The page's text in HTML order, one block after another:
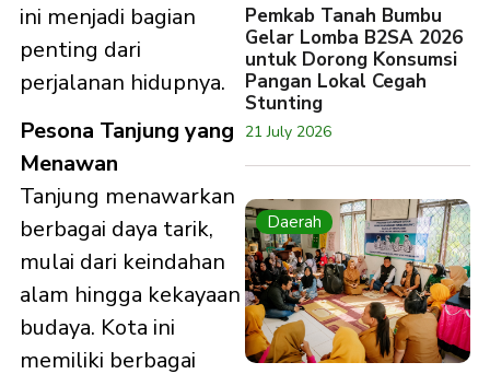
ini menjadi bagian
penting dari
perjalanan hidupnya.​
Pesona Tanjung yang
Menawan
Tanjung menawarkan
berbagai daya tarik,
mulai dari keindahan
alam hingga kekayaan
budaya. Kota ini
memiliki berbagai
Pemkab Tanah Bumbu
Gelar Lomba B2SA 2026
untuk Dorong Konsumsi
Pangan Lokal Cegah
Stunting
21 July 2026
Daerah